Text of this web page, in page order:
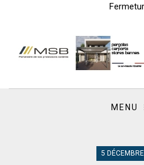
MENU
5